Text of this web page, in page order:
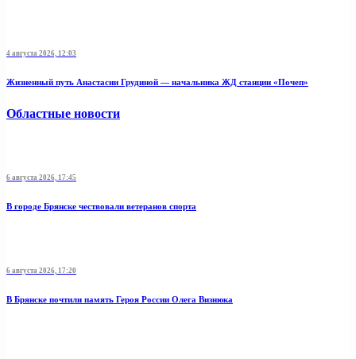
4 августа 2026, 12:03
Жизненный путь Анастасии Грудиной — начальника ЖД станции «Почеп»
Областные новости
6 августа 2026, 17:45
В городе Брянске чествовали ветеранов спорта
6 августа 2026, 17:20
В Брянске почтили память Героя России Олега Визнюка